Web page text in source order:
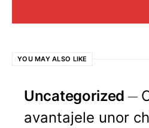
YOU MAY ALSO LIKE
Uncategorized
avantajele unor